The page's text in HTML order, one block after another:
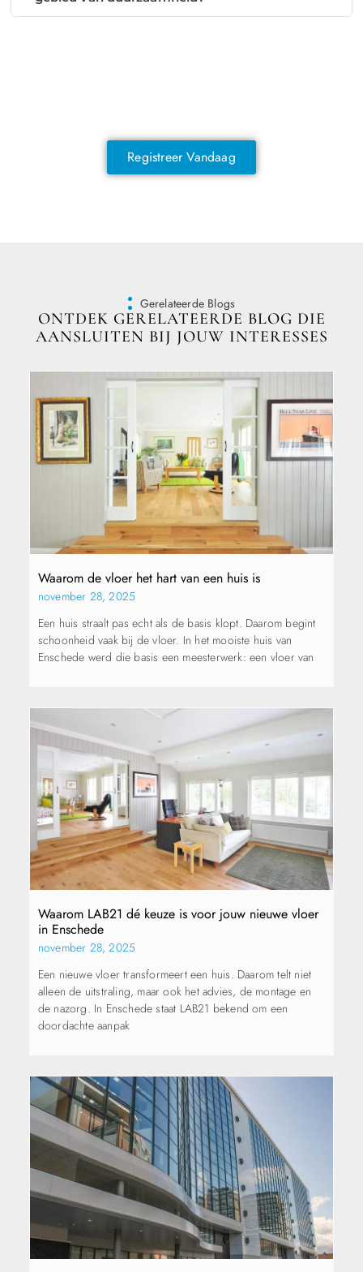
Registreer Vandaag
Gerelateerde Blogs
ONTDEK GERELATEERDE BLOG DIE
AANSLUITEN BIJ JOUW INTERESSES
Waarom de vloer het hart van een huis is
november 28, 2025
Een huis straalt pas echt als de basis klopt. Daarom begint
schoonheid vaak bij de vloer. In het mooiste huis van
Enschede werd die basis een meesterwerk: een vloer van
Waarom LAB21 dé keuze is voor jouw nieuwe vloer
in Enschede
november 28, 2025
Een nieuwe vloer transformeert een huis. Daarom telt niet
alleen de uitstraling, maar ook het advies, de montage en
de nazorg. In Enschede staat LAB21 bekend om een
doordachte aanpak